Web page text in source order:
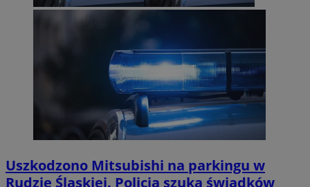
Uszkodzono Mitsubishi na parkingu w
Rudzie Śląskiej. Policja szuka świadków